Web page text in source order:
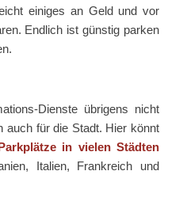
einiges an Geld und vor
Endlich ist günstig parken
Dienste übrigens nicht
auch für die Stadt. Hier könnt
in vielen Städten
Italien, Frankreich und